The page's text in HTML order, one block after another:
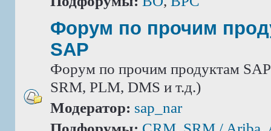
Форум по прочим
SAP
Форум по прочим продуктам
SRM, PLM, DMS и т.д.)
Модератор: sap_nar